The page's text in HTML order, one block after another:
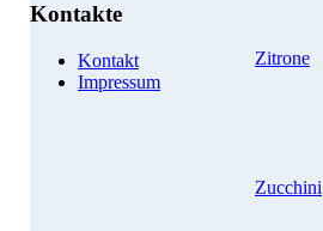
Kontakte
Kontakt
Impressum
Zitrone
Zucchini